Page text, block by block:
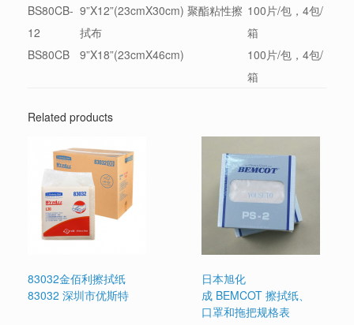
BS80CB-
12
9”X12”(23cmX30cm) 聚酯粘性擦
拭布
100片/包，4包/
箱
BS80CB
9”X18”(23cmX46cm)
100片/包，4包/
箱
Related products
83032金佰利擦拭纸
83032 深圳市优斯特
日本旭化
成 BEMCOT 擦拭纸、
口罩和拖把规格表